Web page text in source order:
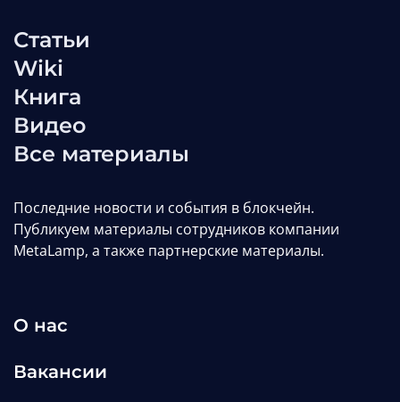
сторона Perp DEX: архитектура
ликвидности и механизмы
ликвидаций
Редакция MetaLamp
Статьи
Wiki
Книга
Видео
Все материалы
Последние новости и события в блокчейн.
Публикуем материалы сотрудников компании
MetaLamp, а также партнерские материалы.
О нас
Вакансии